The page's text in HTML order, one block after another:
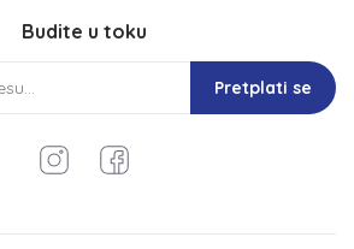
Budite u toku
Pretplati se